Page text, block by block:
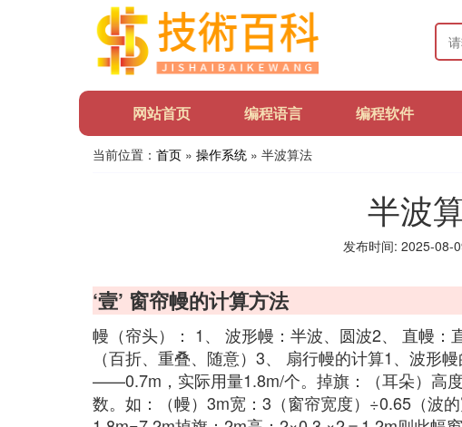
网站首页 编程语言 编程软件
当前位置： 首页 » 操作系统 » 半波算法
半波
发布时间: 2025-08-
‘壹’ 窗帘幔的计算方法
幔（帘头）： 1、 波形幔：半波、圆波2、 直幔
（百折、重叠、随意）3、 扇行幔的计算1、波形
——0.7m，实际用量1.8m/个。掉旗：（耳朵）高
数。如：（幔）3m宽：3（窗帘宽度）÷0.65（波